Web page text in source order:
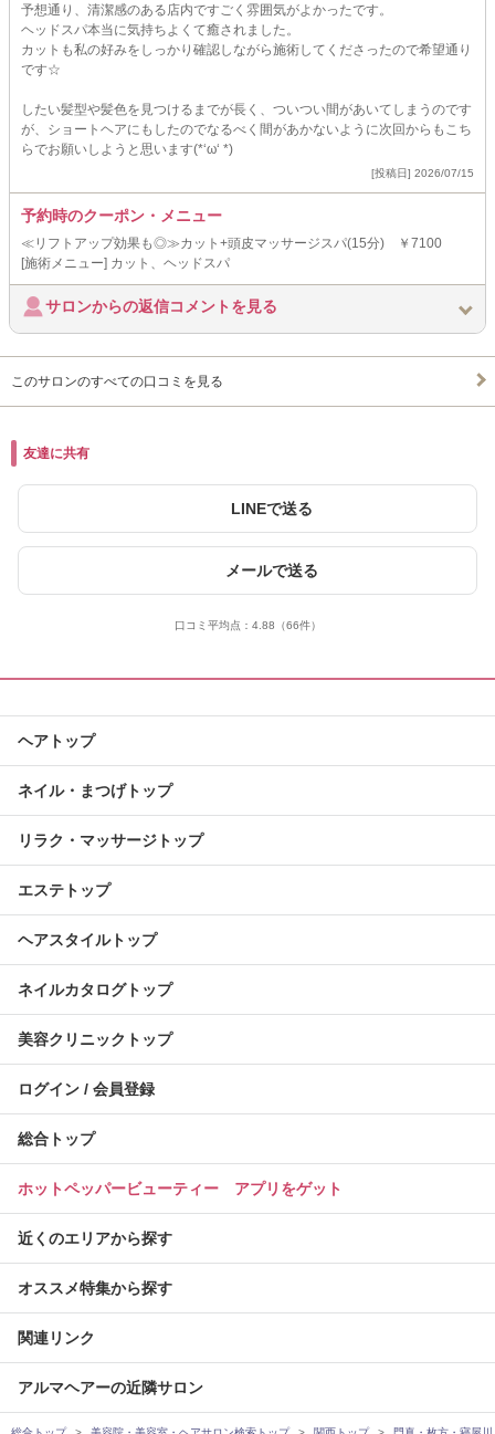
予想通り、清潔感のある店内ですごく雰囲気がよかったです。
ヘッドスパ本当に気持ちよくて癒されました。
カットも私の好みをしっかり確認しながら施術してくださったので希望通り
です☆
したい髪型や髪色を見つけるまでが長く、ついつい間があいてしまうのです
が、ショートヘアにもしたのでなるべく間があかないように次回からもこち
らでお願いしようと思います(*‘ω‘ *)
[投稿日] 2026/07/15
予約時のクーポン・メニュー
≪リフトアップ効果も◎≫カット+頭皮マッサージスパ(15分) ￥7100
[施術メニュー] カット、ヘッドスパ
サロンからの返信コメントを見る
このサロンのすべての口コミを見る
友達に共有
LINEで送る
メールで送る
口コミ平均点： 4.88 （66件）
ヘアトップ
ネイル・まつげトップ
リラク・マッサージトップ
エステトップ
ヘアスタイルトップ
ネイルカタログトップ
美容クリニックトップ
ログイン / 会員登録
総合トップ
ホットペッパービューティー アプリをゲット
近くのエリアから探す
オススメ特集から探す
関連リンク
アルマヘアーの近隣サロン